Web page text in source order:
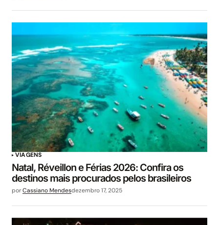
VIAGENS
Natal, Réveillon e Férias 2026: Confira os
destinos mais procurados pelos brasileiros
porCassiano Mendesdezembro 17, 2025